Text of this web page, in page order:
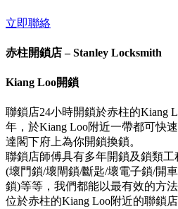
立即聯絡
赤柱開鎖店 – Stanley Locksmith
Kiang Loo開鎖
聯鎖店24小時開鎖於赤柱的Kiang
年，於Kiang Loo附近一帶都可快
達閣下府上為你開鎖換鎖。
聯鎖店師傅具有多年開鎖及鎖類
(壞門鎖/壞閘鎖/斷匙/壞電子鎖/開
鎖)等等，我們都能以最有效的方
位於赤柱的Kiang Loo附近的聯鎖